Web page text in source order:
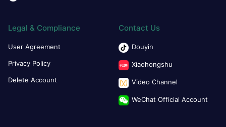
Legal & Compliance
User Agreement
Privacy Policy
Delete Account
Contact Us
Douyin
Xiaohongshu
Video Channel
WeChat Official Account